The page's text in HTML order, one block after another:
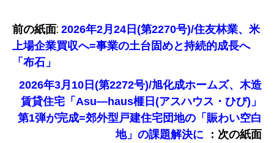
前の紙面: 2026年2月24日(第2270号)/住友林業、米
上場企業買収へ=事業の土台固めと持続的成長へ
「布石」
2026年3月10日(第2272号)/旭化成ホームズ、木造
賃貸住宅「Asu―haus榧日(アスハウス・ひび)」
第1弾が完成=郊外型戸建住宅団地の「賑わい空白
地」の課題解決に
：次の紙面